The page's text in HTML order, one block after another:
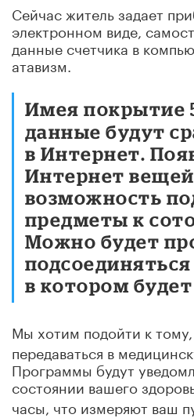
Сейчас житель задает
электронном виде,
данные счетчика в
атавизм.
Имея покрытие
данные будут
в Интернет.
Интернет вещей
возможность
предметы к
Можно будет
подсоединяться
в котором
Мы хотим подойти к
передаваться в
Программы будут
состоянии вашего
часы, что измеряют ваш